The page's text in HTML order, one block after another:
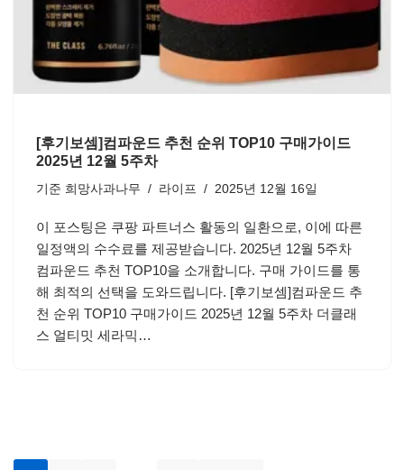
[후기보셈]컴파운드 추천 순위 TOP10 구매가이드
2025년 12월 5주차
기준 희망사과나무 라이프 2025년 12월 16일
이 포스팅은 쿠팡 파트너스 활동의 일환으로, 이에 따른
일정액의 수수료를 제공받습니다. 2025년 12월 5주차
컴파운드 추천 TOP10을 소개합니다. 구매 가이드를 통
해 최적의 선택을 도와드립니다. [후기보셈]컴파운드 추
천 순위 TOP10 구매가이드 2025년 12월 5주차 더클래
스 얼티밋 세라믹…